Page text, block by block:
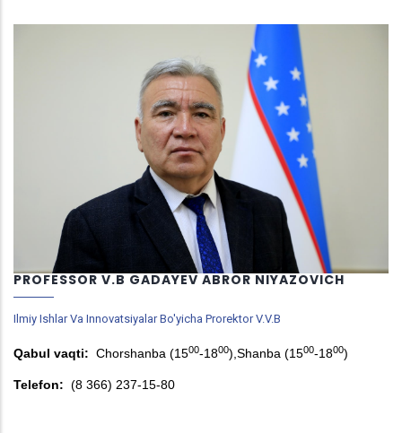
PROFESSOR V.B GADAYEV ABROR NIYAZOVICH
Ilmiy Ishlar Va Innovatsiyalar Bo'yicha Prorektor V.v.b
Qabul vaqti: Chorshanba (1500-1800),Shanba (1500-1800)
Telefon: (8 366) 237-15-80